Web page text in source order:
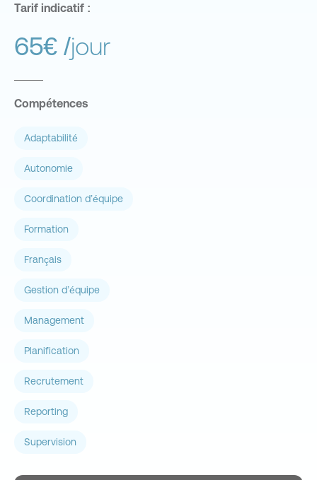
Tarif indicatif :
65€ /jour
Compétences
Adaptabilité
Autonomie
Coordination d’équipe
Formation
Français
Gestion d’équipe
Management
Planification
Recrutement
Reporting
Supervision